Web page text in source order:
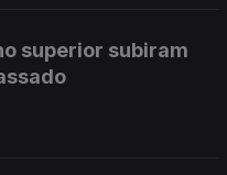
superior subiram